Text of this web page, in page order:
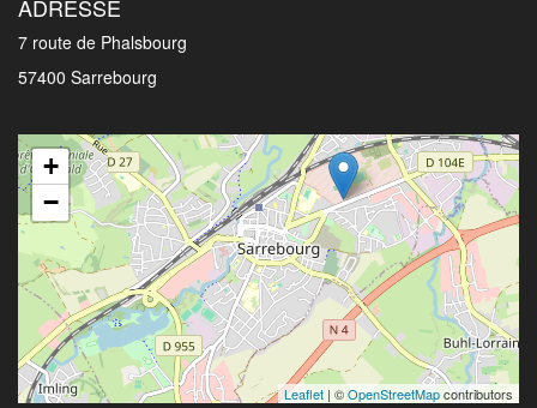
ADRESSE
7 route de Phalsbourg
57400 Sarrebourg
+
−
Leaflet | ©OpenStreetMapcontributors